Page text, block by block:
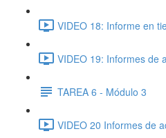
VIDEO 18: Informe en
VIDEO 19: Informes de
TAREA 6 - Módulo 3
VIDEO 20 Informes de